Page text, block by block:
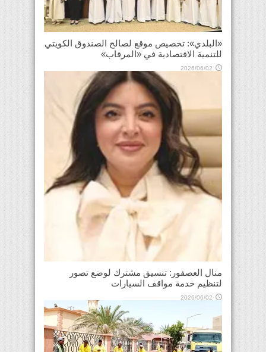
«البلدي»: تخصيص موقع لصالح الصندوق الكويتي
للتنمية الاقتصادية في «المرقاب»
2026/06/02
منال العصفور: تنسيق مشترك لوضع تصور
لتنظيم خدمة مواقف السيارات
2026/06/02